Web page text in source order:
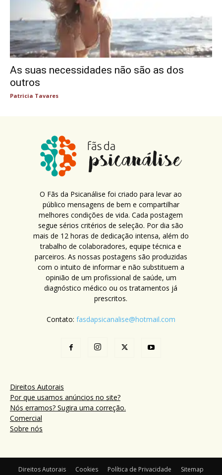
As suas necessidades não são as dos
outros
Patricia Tavares
O Fãs da Psicanálise foi criado para levar ao
público mensagens de bem e compartilhar
melhores condições de vida. Cada postagem
segue sérios critérios de seleção. Por dia são
mais de 12 horas de dedicação intensa, além do
trabalho de colaboradores, equipe técnica e
parceiros. As nossas postagens são produzidas
com o intuito de informar e não substituem a
opinião de um profissional de saúde, um
diagnóstico médico ou os tratamentos já
prescritos.
Contato: fasdapsicanalise@hotmail.com
Direitos Autorais
Por que usamos anúncios no site?
Nós erramos? Sugira uma correção.
Comercial
Sobre nós
Direitos Autorais Cookies Política de Privacidade Sitemap